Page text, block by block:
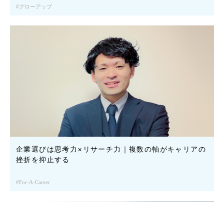
グローアップ
企業選びは思考力×リサーチ力｜複数の軸がキャリアの
挫折を抑止する
For-A-Career